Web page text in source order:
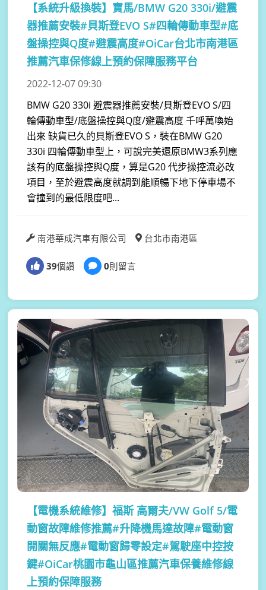
【系統升級換裝】 寶馬/BMW G20 330i/避震
器推薦安裝#貝斯登EVO S#四輪傳動車型#底
盤操控與Q度#避震高度#OiCar台北市南港區
推薦汽車保修線上預約保障服務平台
2022-12-07 09:30
BMW G20 330i 避震器推薦安裝/貝斯登EVO S/四
輪傳動車型/底盤操控與Q度/避震高度 千呼萬喚始
出來 缺貨已久的貝斯登EVO S，裝在BMW G20
330i 四輪傳動車型上，可說完美還原BMW3系列應
該有的底盤操控與Q度，算是G20 代步操控流必改
項目，至於避震高度就調到能順暢下地下停車場不
會撞到的最低限度吧...
南港華成汽車有限公司 台北市南港區
39個讚 0則留言
【電機系統維修】福斯 高爾夫/VW Golf 5/電
動窗故障維修推薦#升降機馬達故障#電動窗
開關無反應#電動窗歸零設定#駕駛座中控按
鍵#OiCar桃園市龜山區推薦汽車保養維修線
上預約保障服務